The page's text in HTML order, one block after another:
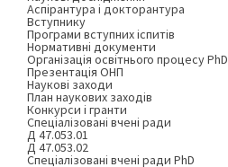
Аспірантура і докторантура
Вступнику
Програми вступних іспитів
Нормативні документи
Організація освітнього процесу PhD
Презентація ОНП
Наукові заходи
План наукових заходів
Конкурси і гранти
Спеціалізовані вчені ради
Д 47.053.01
Д 47.053.02
Спеціалізовані вчені ради PhD